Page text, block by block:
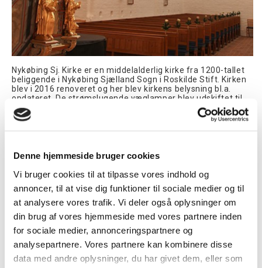
Denne hjemmeside bruger cookies
Vi bruger cookies til at tilpasse vores indhold og
annoncer, til at vise dig funktioner til sociale medier og til
at analysere vores trafik. Vi deler også oplysninger om
din brug af vores hjemmeside med vores partnere inden
for sociale medier, annonceringspartnere og
analysepartnere. Vores partnere kan kombinere disse
data med andre oplysninger, du har givet dem, eller som
Nykøbing Sj. Kirke er en middelalderlig kirke fra 1200-tallet
beliggende i Nykøbing Sjælland Sogn i Roskilde Stift. Kirken
blev i 2016 renoveret og her blev kirkens belysning bl.a.
opdateret. De strømslugende væglamper blev udskiftet til
energibesparende LED-armaturer fra LUMINEX A/S og
Vanpee har i den forbindelse leveret og programmeret
dæmpe armaturerne og til betjening af lyset er monteret
Helvar Digidim 136W paneler med 7 scener og sluk. Vanpee
har i samarbejde med LUMINEX A/S og belysningsarkitekt
Gunver Hansen programmeret forskellige scenarier, som gør
det nemt at vælge forskellige lyssætninger alt efter behov.
Anvendte produkter